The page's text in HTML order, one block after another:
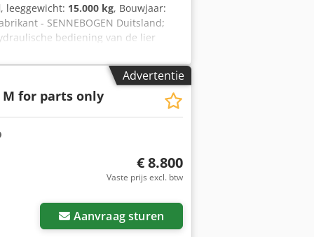
, leeggewicht: 15.000 kg, Bouwjaar:
- SENNEBOGEN Duitsland;
bediening van de lier
opklapbaar, met haakblok;
haak en lastblok; Hydraulisch
assen - 4x4, naafreducties,
Nynopfx Afqerf Vooras – gestuurde
diesel – DEUTZ F4L 912;
UDT – kraan geregistreerd bij UDT
Pools; Kraan is bedrijfsklaar en kan
Advertentie
M for parts only
€ 8.800
Vaste prijs excl. btw
Aanvraag sturen